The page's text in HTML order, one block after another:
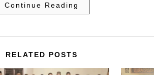
Continue Reading
RELATED POSTS